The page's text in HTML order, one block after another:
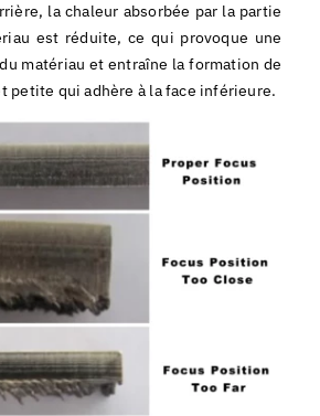
la chaleur absorbée par la partie
est réduite, ce qui provoque une
matériau et entraîne la formation de
petite qui adhère à la face inférieure.